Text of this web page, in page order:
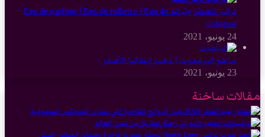
تركيز العطر وثباته Eau de parfum | Eau de toilette | Eau de
cologne
24 يونيو، 2021
ما هو البرغموت | ذهب إيطاليا الأصفر
23 يونيو، 2021
مقالات ساخنة